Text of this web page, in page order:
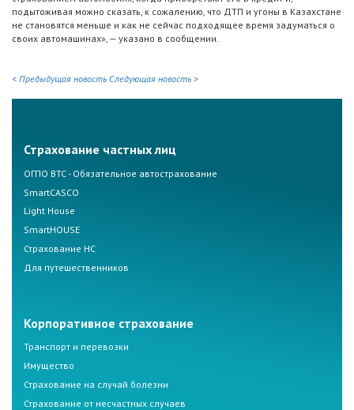
подытоживая можно сказать, к сожалению, что ДТП и угоны в Казахстане
не становятся меньше и как не сейчас подходящее время задуматься о
своих автомашинах», — указано в сообщении.
< Предыдущая новость Следующая новость >
Страхование частных лиц
ОГПО ВТС - Обязательное автострахование
SmartCASCO
Light House
SmartHOUSE
Страхование НС
Для путешественников
Корпоративное страхование
Транспорт и перевозки
Имущество
Страхование на случай болезни
Страхование от несчастных случаев